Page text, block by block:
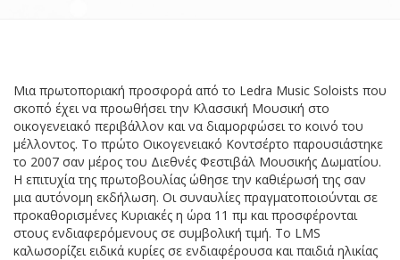
ΕΛΛΗΝΙΚΆ
Μια πρωτοποριακή προσφορά από το Ledra Music Soloists που
σκοπό έχει να προωθήσει την Κλασσική Μουσική στο
οικογενειακό περιβάλλον και να διαμορφώσει το κοινό του
μέλλοντος. Το πρώτο Οικογενειακό Κοντσέρτο παρουσιάστηκε
το 2007 σαν μέρος του Διεθνές Φεστιβάλ Μουσικής Δωματίου.
Η επιτυχία της πρωτοβουλίας ώθησε την καθιέρωσή της σαν
μια αυτόνομη εκδήλωση. Οι συναυλίες πραγματοποιούνται σε
προκαθορισμένες Κυριακές η ώρα 11 πμ και προσφέρονται
στους ενδιαφερόμενους σε συμβολική τιμή. Το LMS
καλωσορίζει ειδικά κυρίες σε ενδιαφέρουσα και παιδιά ηλικίας